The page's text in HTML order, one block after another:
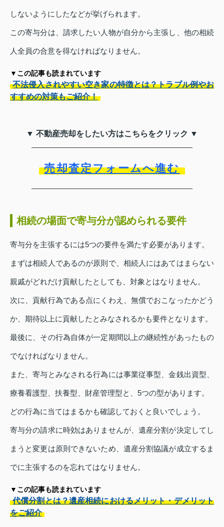
しないようにしたなどが挙げられます。
この寄与分は、請求したい人物が自分から主張し、他の相続
人全員の合意を得なければなりません。
▼この記事も読まれています
不法侵入されやすい空き家の特徴とは？トラブル例やお
すすめの対策もご紹介！
▼ 不動産売却をしたい方はこちらをクリック ▼
売却査定フォームへ進む
相続の場面で寄与分が認められる要件
寄与分を主張するには5つの要件を満たす必要があります。
まずは相続人であるのが原則で、相続人にはあてはまらない
親戚がどれだけ貢献したとしても、対象とはなりません。
次に、貢献行為である点にくわえ、無償でおこなったかどう
か、期待以上に貢献したとみなされるかも要件となります。
最後に、その行為自体が一定期間以上の継続性があったもの
でなければなりません。
また、寄与とみなされる行為には事業従事型、金銭出資型、
療養看護型、扶養型、財産管理型と、5つの型があります。
どの行為に当てはまるかも確認しておくと良いでしょう。
寄与分の請求に時効はありませんが、遺産分割が決定してし
まうと変更は原則できないため、遺産分割協議が成立するま
でに主張するのを忘れてはなりません。
▼この記事も読まれています
代償分割とは？遺産相続におけるメリット・デメリット
をご紹介